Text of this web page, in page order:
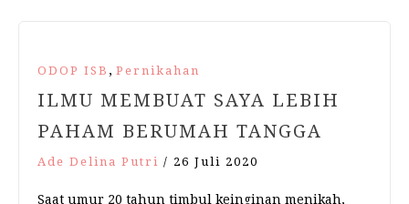
ODOP ISB , Pernikahan
ILMU MEMBUAT SAYA LEBIH
PAHAM BERUMAH TANGGA
Ade Delina Putri / 26 Juli 2020
Saat umur 20 tahun timbul keinginan menikah,